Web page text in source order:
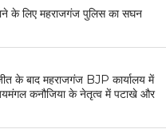
के लिए महराजगंज पुलिस का सघन
के बाद महराजगंज BJP कार्यालय में
कनौजिया के नेतृत्व में पटाखे और